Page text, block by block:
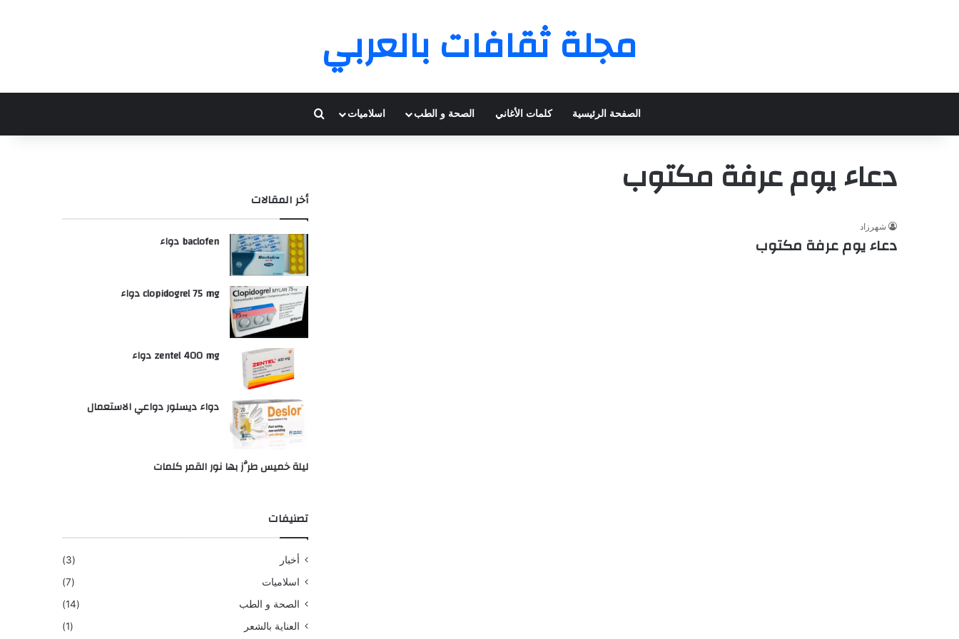
مجلة ثقافات بالعربي
الصفحة الرئيسية كلمات الأغاني الصحة و الطب اسلاميات
دعاء يوم عرفة مكتوب
شهرزاد
دعاء يوم عرفة مكتوب
أخر المقالات
baclofen دواء
clopidogrel 75 mg دواء
zentel 400 mg دواء
دواء ديسلور دواعي الاستعمال
ليلة خميس طرَّز بها نور القمر كلمات
تصنيفات
أخبار
(3)
اسلاميات
(7)
الصحة و الطب
(14)
العناية بالشعر
(1)